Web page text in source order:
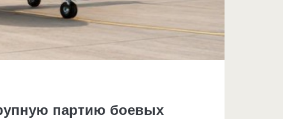
партию боевых